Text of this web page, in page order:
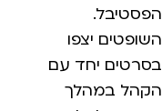
הפסטיבל.
השופטים יצפו
בסרטים יחד עם
הקהל במהלך